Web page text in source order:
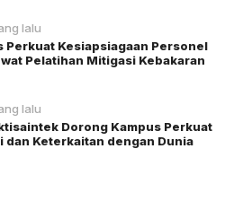
lalu
Perkuat Kesiapsiagaan Personel
Pelatihan Mitigasi Kebakaran
lalu
Dorong Kampus Perkuat
dan Keterkaitan dengan Dunia